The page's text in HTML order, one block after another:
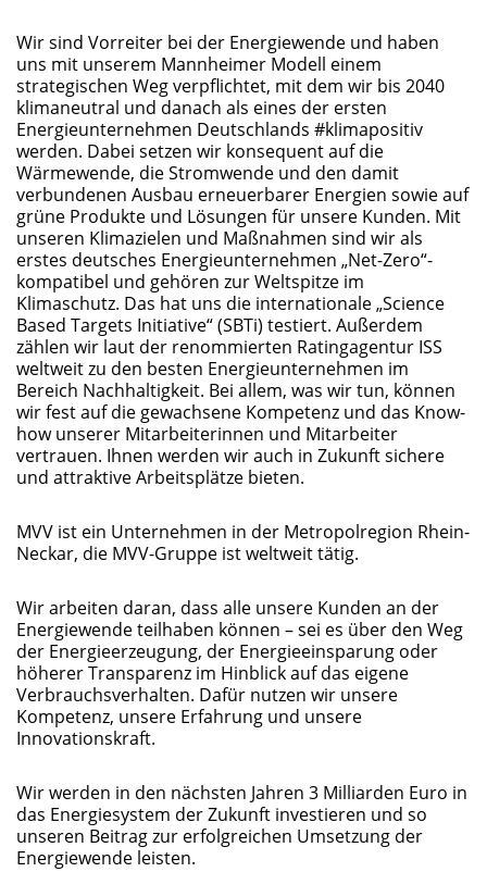
Wir sind Vorreiter bei der Energiewende und haben
uns mit unserem Mannheimer Modell einem
strategischen Weg verpflichtet, mit dem wir bis 2040
klimaneutral und danach als eines der ersten
Energieunternehmen Deutschlands #klimapositiv
werden. Dabei setzen wir konsequent auf die
Wärmewende, die Stromwende und den damit
verbundenen Ausbau erneuerbarer Energien sowie auf
grüne Produkte und Lösungen für unsere Kunden. Mit
unseren Klimazielen und Maßnahmen sind wir als
erstes deutsches Energieunternehmen „Net-Zero“-
kompatibel und gehören zur Weltspitze im
Klimaschutz. Das hat uns die internationale „Science
Based Targets Initiative“ (SBTi) testiert. Außerdem
zählen wir laut der renommierten Ratingagentur ISS
weltweit zu den besten Energieunternehmen im
Bereich Nachhaltigkeit. Bei allem, was wir tun, können
wir fest auf die gewachsene Kompetenz und das Know-
how unserer Mitarbeiterinnen und Mitarbeiter
vertrauen. Ihnen werden wir auch in Zukunft sichere
und attraktive Arbeitsplätze bieten.
MVV ist ein Unternehmen in der Metropolregion Rhein-
Neckar, die MVV-Gruppe ist weltweit tätig.
Wir arbeiten daran, dass alle unsere Kunden an der
Energiewende teilhaben können – sei es über den Weg
der Energieerzeugung, der Energieeinsparung oder
höherer Transparenz im Hinblick auf das eigene
Verbrauchsverhalten. Dafür nutzen wir unsere
Kompetenz, unsere Erfahrung und unsere
Innovationskraft.
Wir werden in den nächsten Jahren 3 Milliarden Euro in
das Energiesystem der Zukunft investieren und so
unseren Beitrag zur erfolgreichen Umsetzung der
Energiewende leisten.